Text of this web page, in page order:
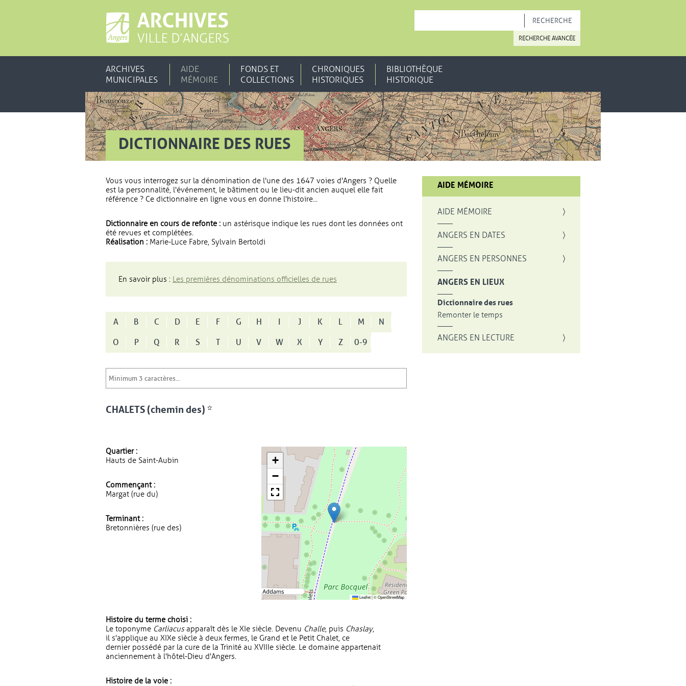
RECHERCHE AVANCÉE
ARCHIVES
MUNICIPALES
AIDE
MÉMOIRE
FONDS ET
COLLECTIONS
CHRONIQUES
HISTORIQUES
BIBLIOTHÈQUE
HISTORIQUE
DICTIONNAIRE DES RUES
Vous vous interrogez sur la dénomination de l'une des 1647 voies d'Angers ? Quelle
est la personnalité, l'événement, le bâtiment ou le lieu-dit ancien auquel elle fait
référence ? Ce dictionnaire en ligne vous en donne l'histoire...
Dictionnaire en cours de refonte : un astérisque indique les rues dont les données ont
été revues et complétées.
Réalisation : Marie-Luce Fabre, Sylvain Bertoldi
En savoir plus : Les premières dénominations officielles de rues
A B C D E F G H I J K L M
N
O
P Q R S T U V W X Y Z 0-9
CHALETS (chemin des) *
Quartier :
Hauts de Saint-Aubin
Commençant :
Margat (rue du)
Terminant :
Bretonnières (rue des)
+
−
Leaflet|©OpenStreetMap
Histoire du terme choisi :
Le toponyme Carliacusapparaît dès le XIe siècle. Devenu Challe, puis Chaslay,
il s'applique au XIXe siècle à deux fermes, le Grand et le Petit Chalet, ce
dernier possédé par la cure de la Trinité au XVIIIe siècle. Le domaine appartenait
anciennement à l'hôtel-Dieu d'Angers.
Histoire de la voie :
AIDE MÉMOIRE
AIDE MÉMOIRE
ANGERS EN DATES
ANGERS EN PERSONNES
ANGERS EN LIEUX
Dictionnaire des rues
Remonter le temps
ANGERS EN LECTURE